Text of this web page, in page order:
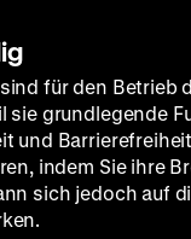
für den Betrieb
sie grundlegende
und
indem Sie ihre
sich jedoch auf